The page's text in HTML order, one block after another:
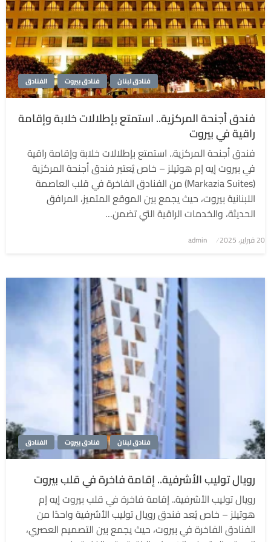
الفنادق فنادق بيروت فنادق لبنان
فندق أجنحة المركزية.. استمتع بإطلالات خلابة وإقامة
راقية في بيروت
فندق أجنحة المركزية.. استمتع بإطلالات خلابة وإقامة راقية
في بيروت إيه إم هوتيلز – خاص يُعتبر فندق أجنحة المركزية
(Markazia Suites) من الفنادق الفاخرة في قلب العاصمة
اللبنانية بيروت، حيث يجمع بين الموقع المتميز، المرافق
الحديثة، والخدمات الراقية التي تضمن…
نُشر
20 فبراير، 2025 admin
الفنادق فنادق بيروت فنادق لبنان
رويال توليب الأشرفية.. إقامة فاخرة في قلب بيروت
رويال توليب الأشرفية.. إقامة فاخرة في قلب بيروت إيه إم
هوتيلز – خاص يُعد فندق رويال توليب الأشرفية واحدًا من
الفنادق الفاخرة في بيروت، حيث يجمع بين التصميم العصري،